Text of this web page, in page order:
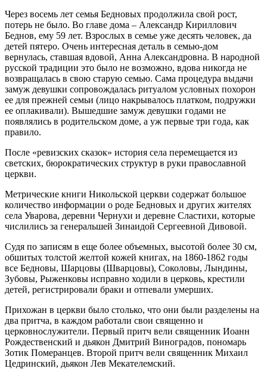
Через восемь лет семья Бедновых продолжила свой рост,
потерь не было. Во главе дома – Александр Кириллович
Беднов, ему 59 лет. Взрослых в семье уже десять человек, да
детей пятеро. Очень интересная деталь в семью-дом
вернулась, ставшая вдовой, Анна Александровна. В народной
русской традиции это было не возможно, вдова никогда не
возвращалась в свою старую семью. Сама процедура выдачи
замуж девушки сопровождалась ритуалом условных похорон
ее для прежней семьи (лицо накрывалось платком, подружки
ее оплакивали). Вышедшие замуж девушки годами не
появлялись в родительском доме, а уж первые три года, как
правило.
После «ревизских сказок» история села перемещается из
светских, бюрократических структур в руки православной
церкви.
Метрические книги Никольской церкви содержат большое
количество информации о роде Бедновых и других жителях
села Уварова, деревни Чернухи и деревне Сластихи, которые
числились за генеральшей Зинаидой Сергеевной Дивовой.
Судя по записям в еще более объемных, высотой более 30 см,
обшитых толстой желтой кожей книгах, на 1860-1862 годы
все Бедновы, Шарцовы (Шварцовы), Соколовы, Лындины,
Зубовы, Рыженковы исправно ходили в церковь, крестили
детей, регистрировали браки и отпевали умерших.
Прихожан в церкви было столько, что они были разделены на
два притча, в каждом работали свои священно и
церковнослужители. Первый притч вели священник Иоанн
Рождественский и дьякон Дмитрий Виноградов, пономарь
Зотик Померанцев. Второй притч вели священник Михаил
Цедринский, дьякон Лев Мекателемский.